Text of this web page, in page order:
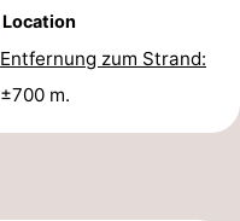
Location
Entfernung zum Strand:
±700 m.